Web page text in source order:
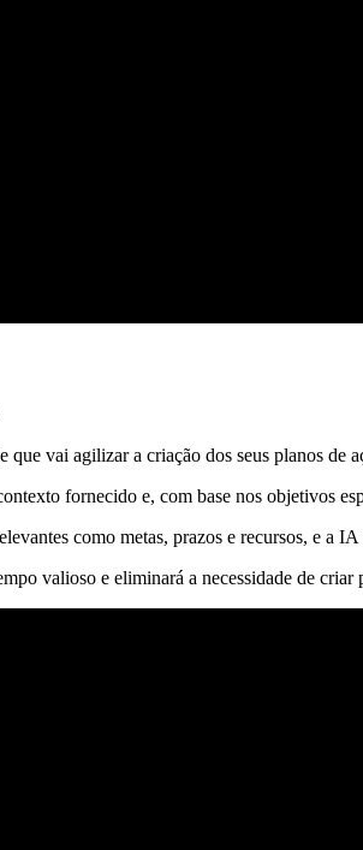
vai agilizar a criação dos seus planos de
fornecido e, com base nos objetivos
como metas, prazos e recursos, e a
valioso e eliminará a necessidade de